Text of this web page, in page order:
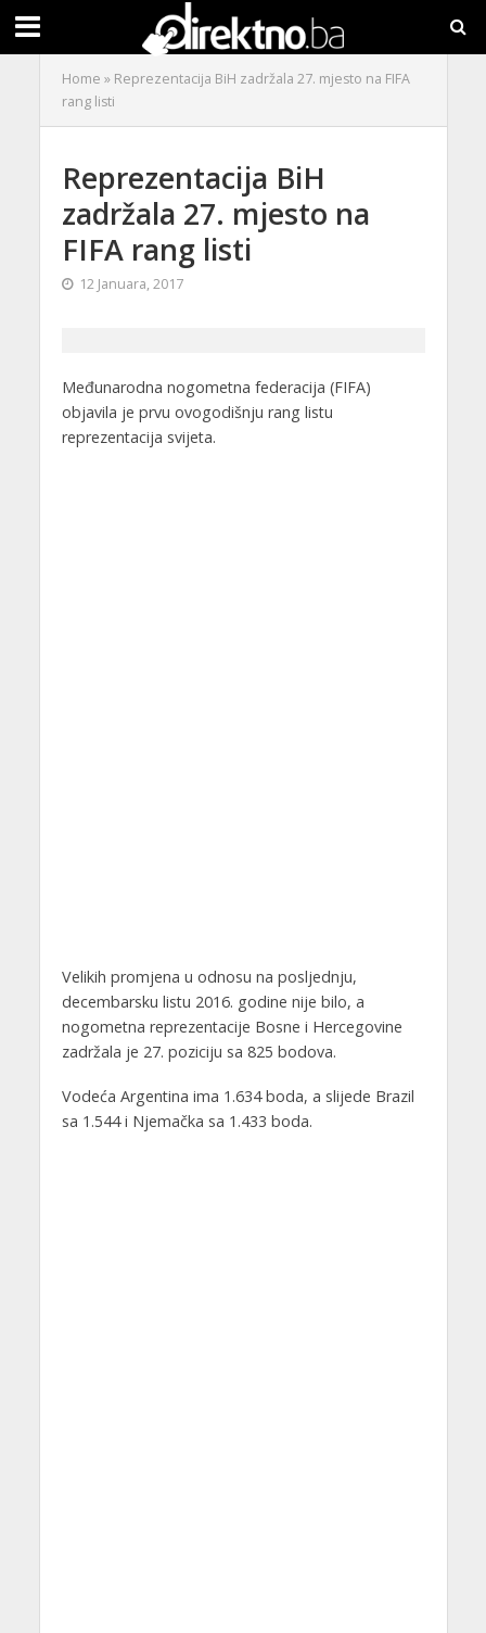
Home » Reprezentacija BiH zadržala 27. mjesto na FIFA
rang listi
Reprezentacija BiH
zadržala 27. mjesto na
FIFA rang listi
12 Januara, 2017
Međunarodna nogometna federacija (FIFA)
objavila je prvu ovogodišnju rang listu
reprezentacija svijeta.
Velikih promjena u odnosu na posljednju,
decembarsku listu 2016. godine nije bilo, a
nogometna reprezentacije Bosne i Hercegovine
zadržala je 27. poziciju sa 825 bodova.
Vodeća Argentina ima 1.634 boda, a slijede Brazil
sa 1.544 i Njemačka sa 1.433 boda.